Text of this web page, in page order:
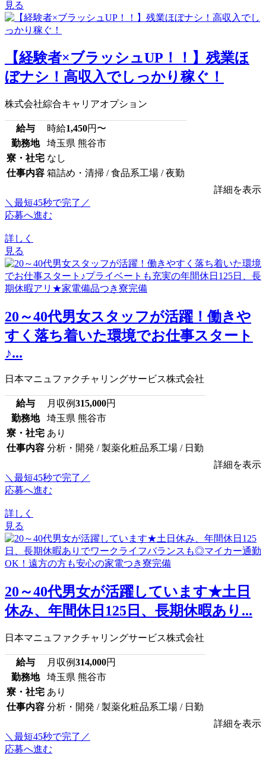
見る
【経験者×ブラッシュUP！！】残業ほ
ぼナシ！高収入でしっかり稼ぐ！
株式会社綜合キャリアオプション
給与 時給1,450円〜
勤務地
埼玉県 熊谷市
寮・社宅 なし
仕事内容 箱詰め・清掃 / 食品系工場 / 夜勤
詳細を表示
＼最短45秒で完了／
応募へ進む
詳しく
見る
20～40代男女スタッフが活躍！働きや
すく落ち着いた環境でお仕事スタート
♪...
日本マニュファクチャリングサービス株式会社
給与 月収例315,000円
勤務地
埼玉県 熊谷市
寮・社宅 あり
仕事内容 分析・開発 / 製薬化粧品系工場 / 日勤
詳細を表示
＼最短45秒で完了／
応募へ進む
詳しく
見る
20～40代男女が活躍しています★土日
休み、年間休日125日、長期休暇あり...
日本マニュファクチャリングサービス株式会社
給与 月収例314,000円
勤務地
埼玉県 熊谷市
寮・社宅 あり
仕事内容 分析・開発 / 製薬化粧品系工場 / 日勤
詳細を表示
＼最短45秒で完了／
応募へ進む